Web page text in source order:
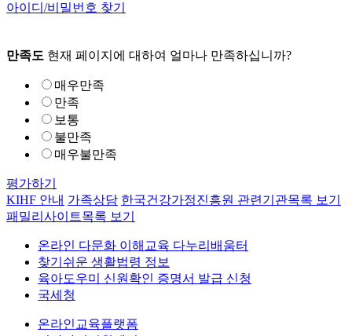
아이디/비밀번호 찾기
만족도 현재 페이지에 대하여 얼마나 만족하십니까?
매우만족
만족
보통
불만족
매우불만족
평가하기
KIHF 안내 가족상담 한국건강가정진흥원 관련기관목록 보기
패밀리사이트목록 보기
온라인 다문화 이해교육 다누리배움터
찾기쉬운 생활법령 정보
육아도우미 신원확인 증명서 발급 신청
국세청
온라인교육플랫폼